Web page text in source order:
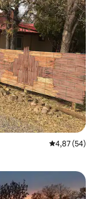
Средна
4,87 (54)